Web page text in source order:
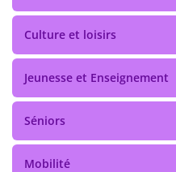
Culture et loisirs
Jeunesse et Enseignement
Séniors
Mobilité